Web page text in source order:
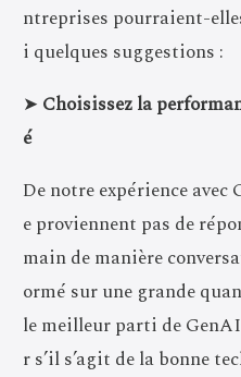
ntreprises pourraient-
i quelques suggestions :
➤ Choisissez la
é
De notre expérience avec
e proviennent pas de
main de manière
ormé sur une grande
le meilleur parti de
r s’il s’agit de la bonne